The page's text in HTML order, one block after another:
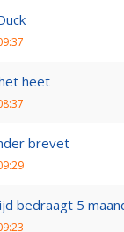
heet
brevet
bedraagt 5